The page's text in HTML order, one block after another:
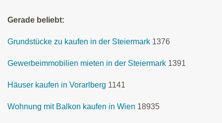
Gerade beliebt:
Grundstücke zu kaufen in der Steiermark 1376
Gewerbeimmobilien mieten in der Steiermark 1391
Häuser kaufen in Vorarlberg 1141
Wohnung mit Balkon kaufen in Wien 18935